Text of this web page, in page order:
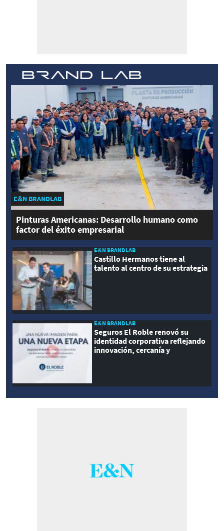
E&N BRANDLAB
Pinturas Americanas: Desarrollo humano como
factor del éxito empresarial
E&N BRANDLAB
Castillo Hermanos tiene al
talento al centro de su estrategia
E&N BRANDLAB
Seguros El Roble renovó su
identidad corporativa reflejando
innovación, cercanía y